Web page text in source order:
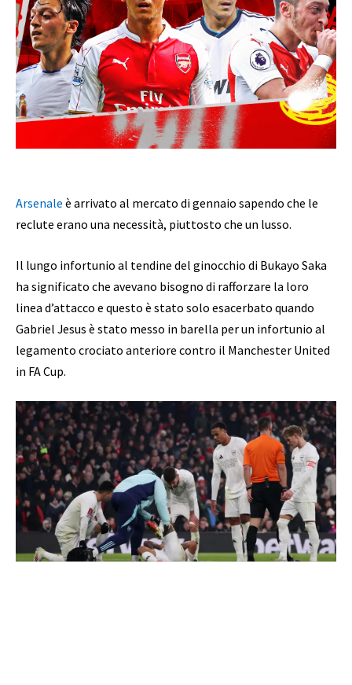
Arsenale è arrivato al mercato di gennaio sapendo che le
reclute erano una necessità, piuttosto che un lusso.
Il lungo infortunio al tendine del ginocchio di Bukayo Saka
ha significato che avevano bisogno di rafforzare la loro
linea d’attacco e questo è stato solo esacerbato quando
Gabriel Jesus è stato messo in barella per un infortunio al
legamento crociato anteriore contro il Manchester United
in FA Cup.